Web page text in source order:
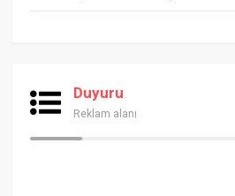
Duyuru
Reklam alanı